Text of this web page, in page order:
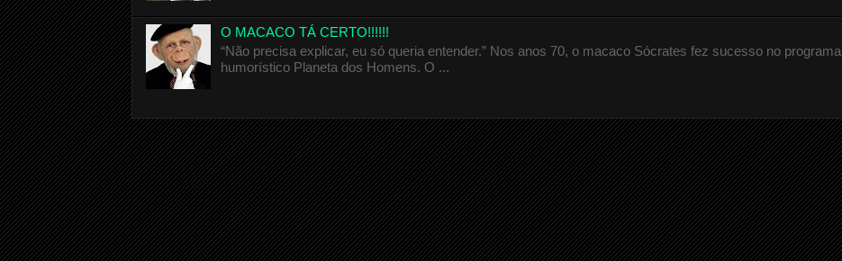
O MACACO TÁ CERTO!!!!!!
“Não precisa explicar, eu só queria entender.” Nos anos 70, o macaco Sócrates fez sucesso no programa
humorístico Planeta dos Homens. O ...